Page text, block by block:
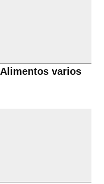
Alimentos varios